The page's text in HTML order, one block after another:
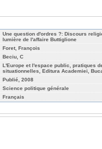
Une question d'ordres ?: Discours
lumière de l'affaire Buttiglione
Foret, François
Beciu, C
L'Europe et l'espace public, pratiques
situationnelles, Editura Academiei,
Publié, 2008
Science politique générale
Français